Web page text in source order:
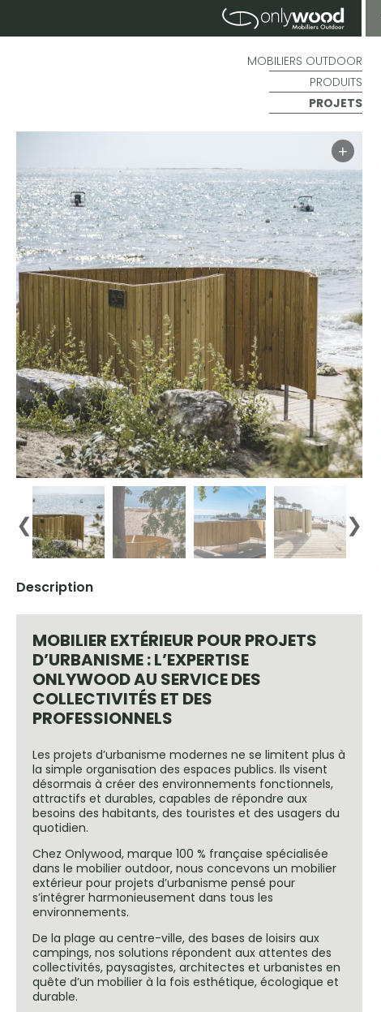
MOBILIERS OUTDOOR
PRODUITS
PROJETS
+
❮ ❯
Description
MOBILIER EXTÉRIEUR POUR PROJETS
D’URBANISME: L’EXPERTISE
ONLYWOOD AU SERVICE DES
COLLECTIVITÉS ET DES
PROFESSIONNELS
Les projets d’urbanisme modernes ne se limitent plus à
la simple organisation des espaces publics. Ils visent
désormais à créer des environnements fonctionnels,
attractifs et durables, capables de répondre aux
besoins des habitants, des touristes et des usagers du
quotidien.
Chez Onlywood, marque 100 % française spécialisée
dans le mobilier outdoor, nous concevons un mobilier
extérieur pour projets d’urbanisme pensé pour
s’intégrer harmonieusement dans tous les
environnements.
De la plage au centre-ville, des bases de loisirs aux
campings, nos solutions répondent aux attentes des
collectivités, paysagistes, architectes et urbanistes en
quête d’un mobilier à la fois esthétique, écologique et
durable.